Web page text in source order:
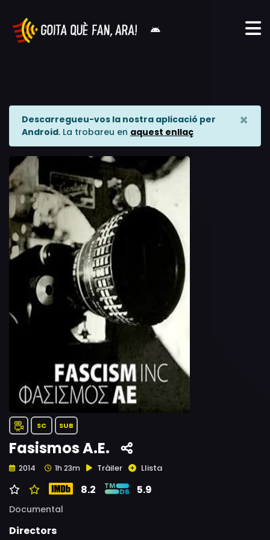
Descarregueu-vos la nostra aplicació per
Android. La trobareu en aquest enllaç
×
SC SUB
Fasismos A.E.
2014 1h 23m Tràiler Llista
8.2 5.9
Documental
Directors